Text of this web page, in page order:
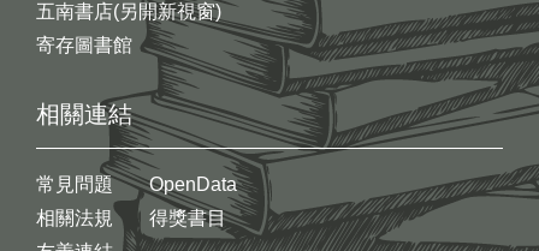
五南書店(另開新視窗)
寄存圖書館
相關連結
常見問題
相關法規
OpenData
得獎書目